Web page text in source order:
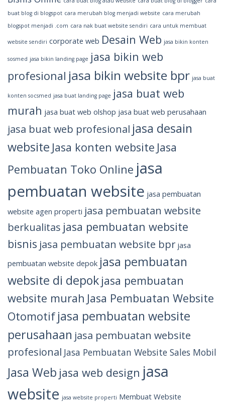
buat blog di blogspot cara merubah blog menjadi website cara merubah
blogspot menjadi .com cara nak buat website sendiri cara untuk membuat
website sendiri corporate web Desain Web jasa bikin konten
sosmed jasa bikin landing page jasa bikin web
profesional jasa bikin website bpr jasa buat
konten socsmed jasa buat landing page jasa buat web
murah jasa buat web olshop jasa buat web perusahaan
jasa buat web profesional jasa desain
website Jasa konten website Jasa
Pembuatan Toko Online jasa
pembuatan website jasa pembuatan
website agen properti jasa pembuatan website
berkualitas jasa pembuatan website
bisnis jasa pembuatan website bpr jasa
pembuatan website depok jasa pembuatan
website di depok jasa pembuatan
website murah Jasa Pembuatan Website
Otomotif jasa pembuatan website
perusahaan jasa pembuatan website
profesional Jasa Pembuatan Website Sales Mobil
Jasa Web jasa web design jasa
website jasa website properti Membuat Website